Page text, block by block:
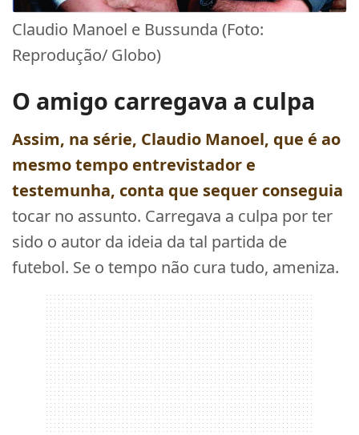
Claudio Manoel e Bussunda (Foto:
Reprodução/ Globo)
O amigo carregava a culpa
Assim, na série, Claudio Manoel, que é ao
mesmo tempo entrevistador e
testemunha, conta que sequer conseguia
tocar no assunto. Carregava a culpa por ter
sido o autor da ideia da tal partida de
futebol. Se o tempo não cura tudo, ameniza.